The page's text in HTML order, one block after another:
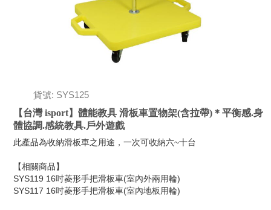
貨號: SYS125
【台灣 isport】體能教具 滑板車置物架(含拉帶)＊平衡感.身
體協調.感統教具.戶外遊戲
此產品為收納滑板車之用途，一次可收納六~十台
【相關商品】
SYS119 16吋菱形手把滑板車(室內外兩用輪)
SYS117 16吋菱形手把滑板車(室內地板用輪)